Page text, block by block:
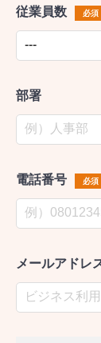
従業員数 必須
部署
電話番号 必須
メールアドレ